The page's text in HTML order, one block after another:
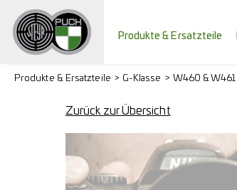
Produkte & Ersatzteile
Produkte & Ersatzteile G-Klasse W460 & W461
Zurück zur Übersicht